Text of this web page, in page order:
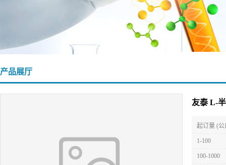
产品展厅
友泰 L-
起订量 (公
1-100
100-1000